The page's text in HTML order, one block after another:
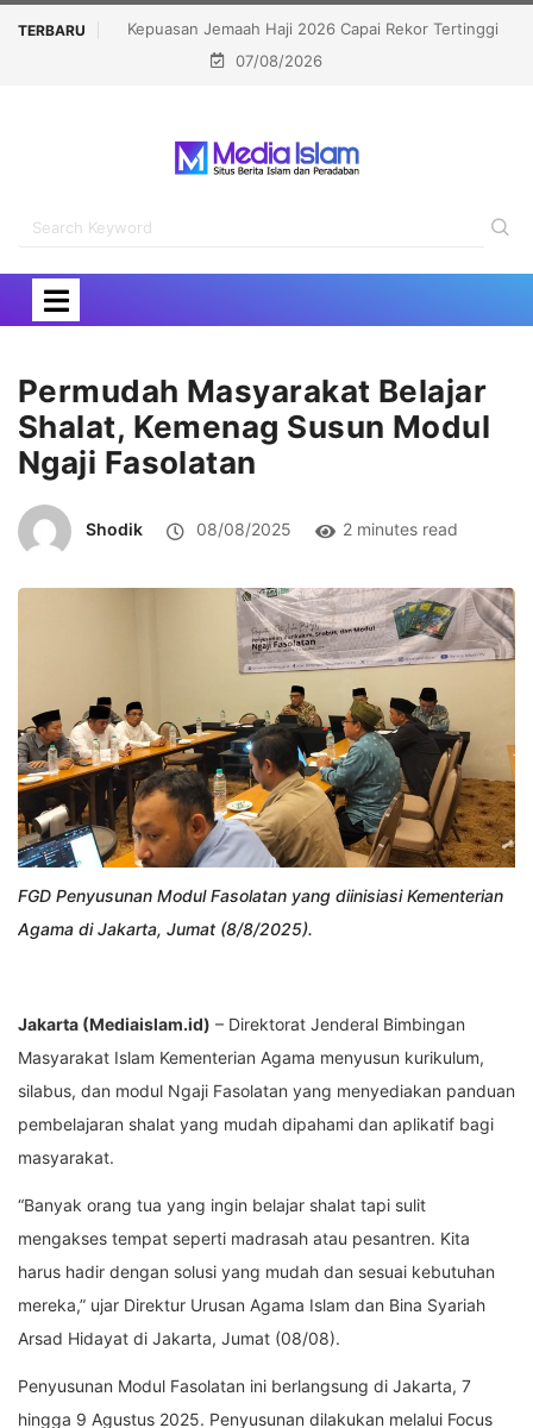
TERBARU
Tertinggi
Bongkar Siasat Israel Musnahkan Kamp Pengungsi,
OKI Kecam Serangan di Yerusalem
07/08/2026
Permudah Masyarakat Belajar
Shalat, Kemenag Susun Modul
Ngaji Fasolatan
Shodik 08/08/2025 2 minutes read
FGD Penyusunan Modul Fasolatan yang diinisiasi Kementerian
Agama di Jakarta, Jumat (8/8/2025).
Jakarta (Mediaislam.id) – Direktorat Jenderal Bimbingan
Masyarakat Islam Kementerian Agama menyusun kurikulum,
silabus, dan modul Ngaji Fasolatan yang menyediakan panduan
pembelajaran shalat yang mudah dipahami dan aplikatif bagi
masyarakat.
“Banyak orang tua yang ingin belajar shalat tapi sulit
mengakses tempat seperti madrasah atau pesantren. Kita
harus hadir dengan solusi yang mudah dan sesuai kebutuhan
mereka,” ujar Direktur Urusan Agama Islam dan Bina Syariah
Arsad Hidayat di Jakarta, Jumat (08/08).
Penyusunan Modul Fasolatan ini berlangsung di Jakarta, 7
hingga 9 Agustus 2025. Penyusunan dilakukan melalui Focus